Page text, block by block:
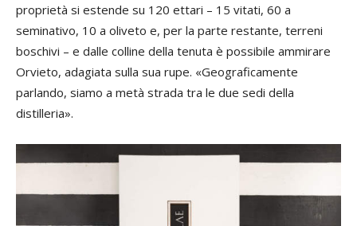
proprietà si estende su 120 ettari­ – 15 vitati, 60 a
seminativo, 10 a oliveto e, per la parte restante, terreni
boschivi – e dalle colline della tenuta è possibile ammirare
Orvieto, adagiata sulla sua rupe. «Geograficamente
parlando, siamo a metà strada tra le due sedi della
distilleria».